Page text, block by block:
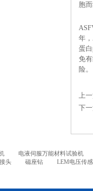
胞
年
蛋
免
险。
上
下一
电液伺服万能材料试验机
头 磁座钻 LEM电压传